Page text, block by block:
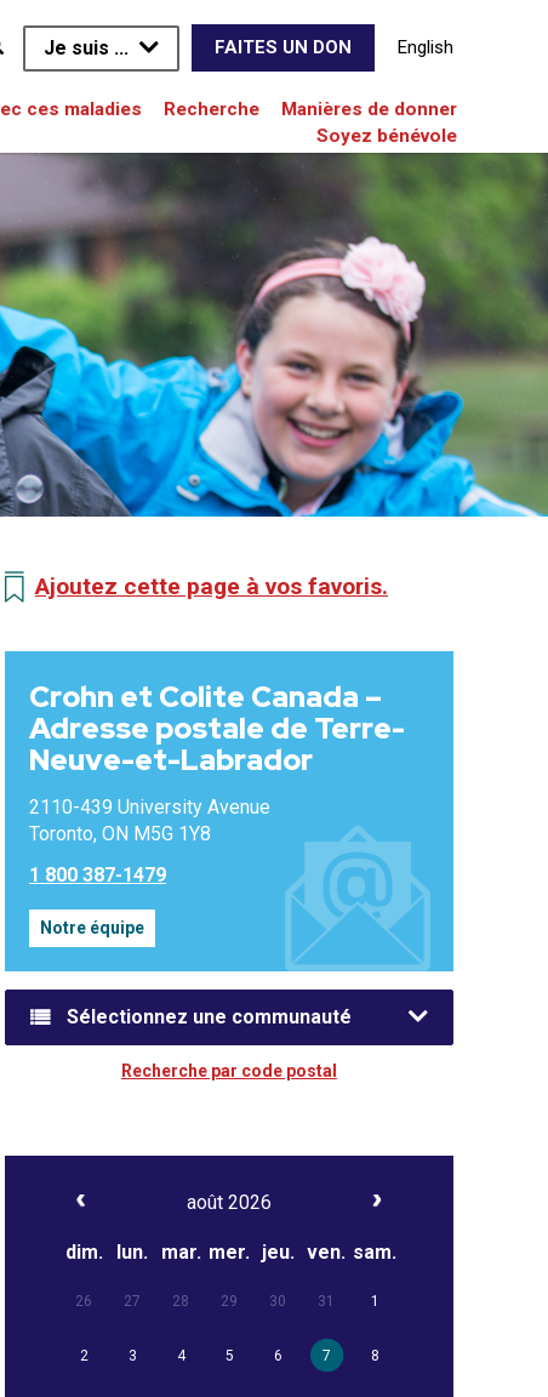
Je suis ... FAITES UN DON English
ces maladies Recherche
Manières de donner
Soyez bénévole
Ajoutez cette page à vos favoris.
Crohn et Colite Canada –
Adresse postale de Terre-
Neuve-et-Labrador
2110-439 University Avenue
Toronto, ON M5G 1Y8
1 800 387-1479
Notre équipe
Sélectionnez une communauté
Recherche par code postal
août 2026
dim. lun. mar. mer. jeu. ven. sam.
26 27 28 29 30 31 1
2 3 4 5 6 7 8